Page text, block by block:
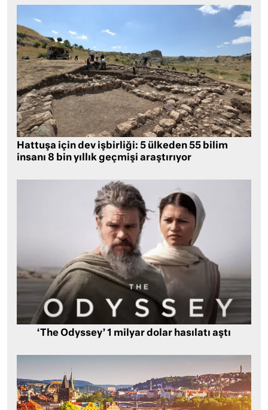
Hattuşa için dev işbirliği: 5 ülkeden 55 bilim
insanı 8 bin yıllık geçmişi araştırıyor
‘The Odyssey’ 1 milyar dolar hasılatı aştı